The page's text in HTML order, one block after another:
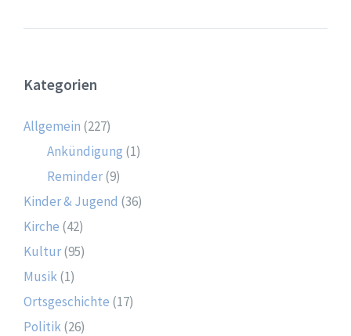
Kategorien
Allgemein (227)
Ankündigung (1)
Reminder(9)
Kinder & Jugend (36)
Kirche (42)
Kultur(95)
Musik(1)
Ortsgeschichte (17)
Politik(26)